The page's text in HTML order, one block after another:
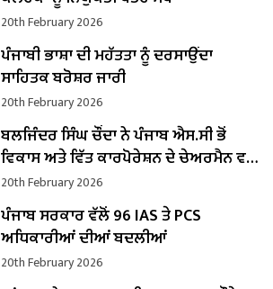
20th February 2026
ਪੰਜਾਬੀ ਭਾਸ਼ਾ ਦੀ ਮਹੱਤਤਾ ਨੂੰ ਦਰਸਾਉਂਦਾ
ਸਾਹਿਤਕ ਬਰੋਸ਼ਰ ਜਾਰੀ
20th February 2026
ਬਲਜਿੰਦਰ ਸਿੰਘ ਚੌਂਦਾ ਨੇ ਪੰਜਾਬ ਐਸ.ਸੀ ਭੋਂ
ਵਿਕਾਸ ਅਤੇ ਵਿੱਤ ਕਾਰਪੋਰੇਸ਼ਨ ਦੇ ਚੇਅਰਮੈਨ ਵਜੋਂ
ਸੰਭਾਲਿਆ ਕਾਰਜਭਾਰ
20th February 2026
ਪੰਜਾਬ ਸਰਕਾਰ ਵੱਲੋਂ 96 IAS ਤੇ PCS
ਅਧਿਕਾਰੀਆਂ ਦੀਆਂ ਬਦਲੀਆਂ
20th February 2026